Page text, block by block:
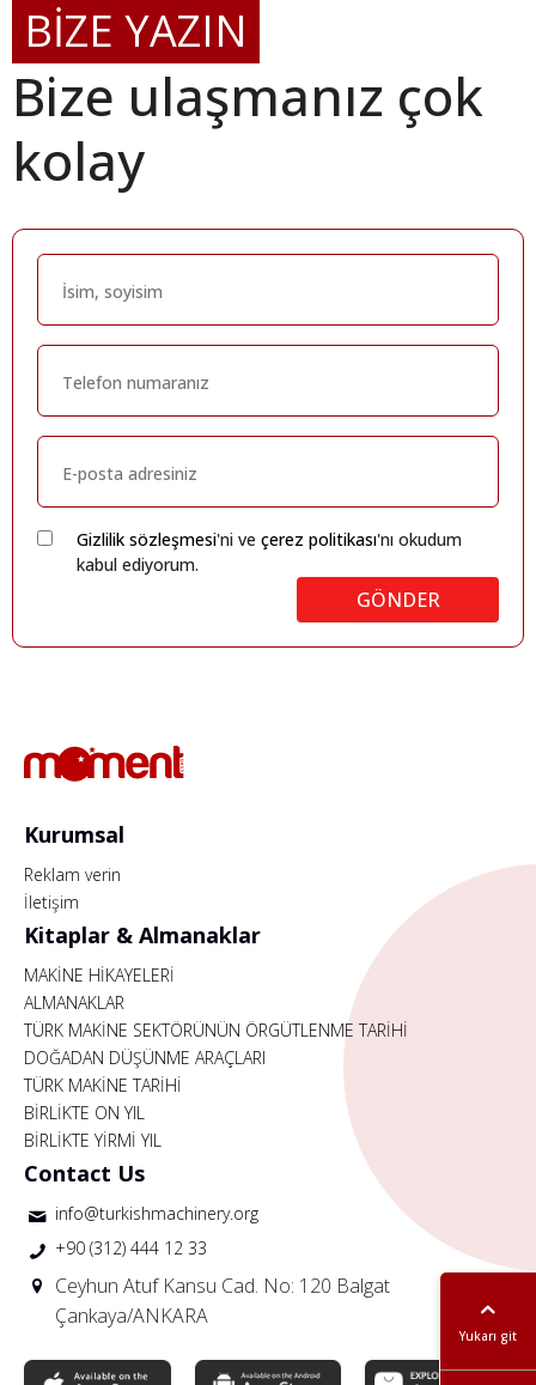
BİZE YAZIN
Bize ulaşmanız çok
kolay
Gizlilik sözleşmesi'ni ve çerez politikası'nı okudum
kabul ediyorum.
GÖNDER
Yukarı git
Kurumsal
Reklam verin
İletişim
Kitaplar & Almanaklar
MAKİNE HİKAYELERİ
ALMANAKLAR
TÜRK MAKİNE SEKTÖRÜNÜN ÖRGÜTLENME TARİHİ
DOĞADAN DÜŞÜNME ARAÇLARI
TÜRK MAKİNE TARİHİ
BİRLİKTE ON YIL
BİRLİKTE YİRMİ YIL
Contact Us
info@turkishmachinery.org
+90 (312) 444 12 33
Ceyhun Atuf Kansu Cad. No: 120 Balgat
Çankaya/ANKARA